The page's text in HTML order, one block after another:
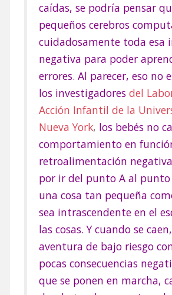
caídas, se podría pensar
pequeños cerebros
cuidadosamente toda esa
negativa para poder
errores. Al parecer, eso no
los investigadores del
Acción Infantil de la
Nueva York, los bebés no
comportamiento en
retroalimentación
por ir del punto A al punto
una cosa tan pequeña
sea intrascendente en el
las cosas. Y cuando se
aventura de bajo riesgo
pocas consecuencias
que se ponen en marcha,